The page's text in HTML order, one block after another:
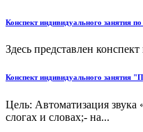
Конспект индивидуального занятия
Здесь представлен
Конспект индивидуального занятия
Цель: Автоматизация звука
слогах и словах;- на...